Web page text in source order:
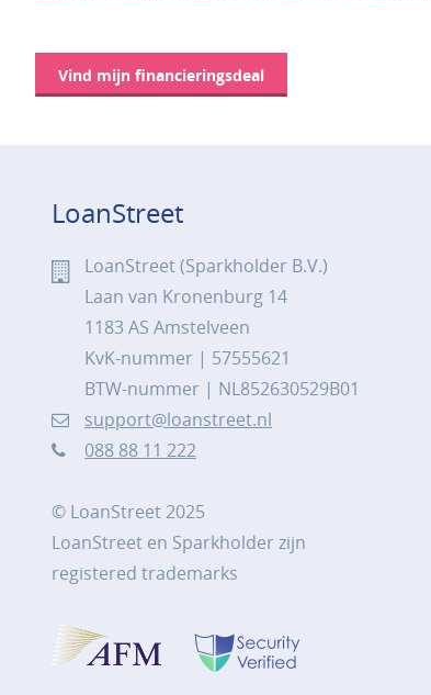
Vind mijn financieringsdeal
LoanStreet
LoanStreet (Sparkholder B.V.)
Laan van Kronenburg 14
1183 AS Amstelveen
KvK-nummer | 57555621
BTW-nummer | NL852630529B01
support@loanstreet.nl
088 88 11 222
© LoanStreet 2025
LoanStreet en Sparkholder zijn
registered trademarks